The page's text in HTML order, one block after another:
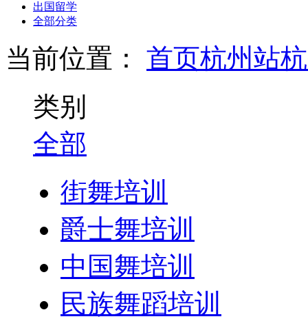
出国留学
全部分类
当前位置： 首页杭州站
类别
全部
街舞培训
爵士舞培训
中国舞培训
民族舞蹈培训